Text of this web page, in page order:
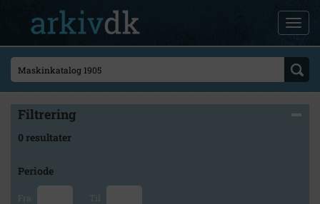
Filtrering
0 resultater
Periode
Fra Til